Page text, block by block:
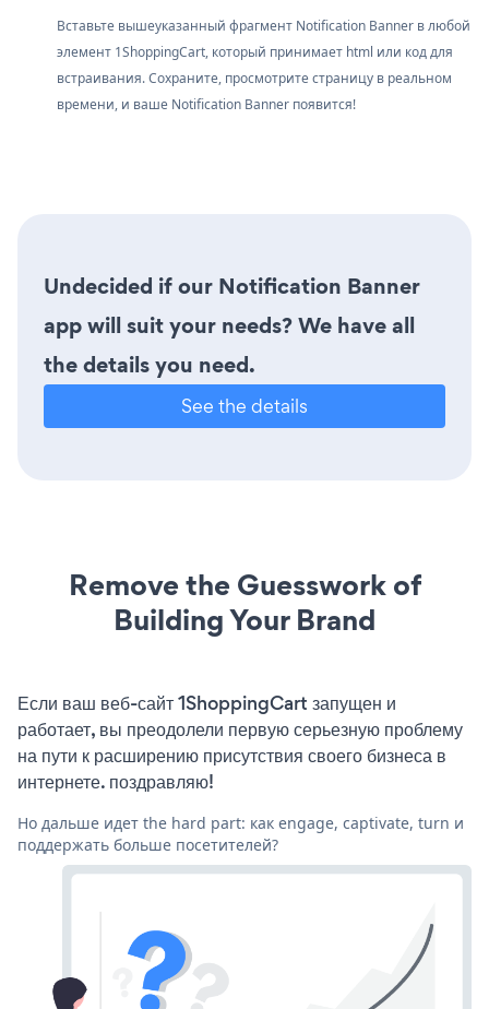
Вставьте вышеуказанный фрагмент Notification Banner в любой
элемент 1ShoppingCart, который принимает html или код для
встраивания. Сохраните, просмотрите страницу в реальном
времени, и ваше Notification Banner появится!
Undecided if our Notification Banner
app will suit your needs? We have all
the details you need.
See the details
Remove the Guesswork of
Building Your Brand
Если ваш веб-сайт 1ShoppingCart запущен и
работает, вы преодолели первую серьезную проблему
на пути к расширению присутствия своего бизнеса в
интернете. поздравляю!
Но дальше идет the hard part: как engage, captivate, turn и
поддержать больше посетителей?